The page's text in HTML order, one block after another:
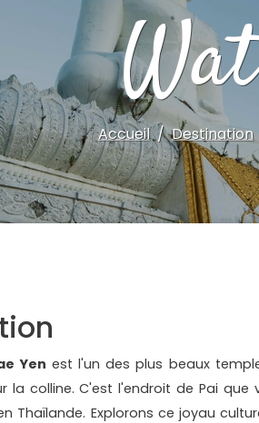
Accueil Destination
Yen est l'un des plus beaux
la colline. C'est l'endroit de Pai
Thaïlande. Explorons ce joyau